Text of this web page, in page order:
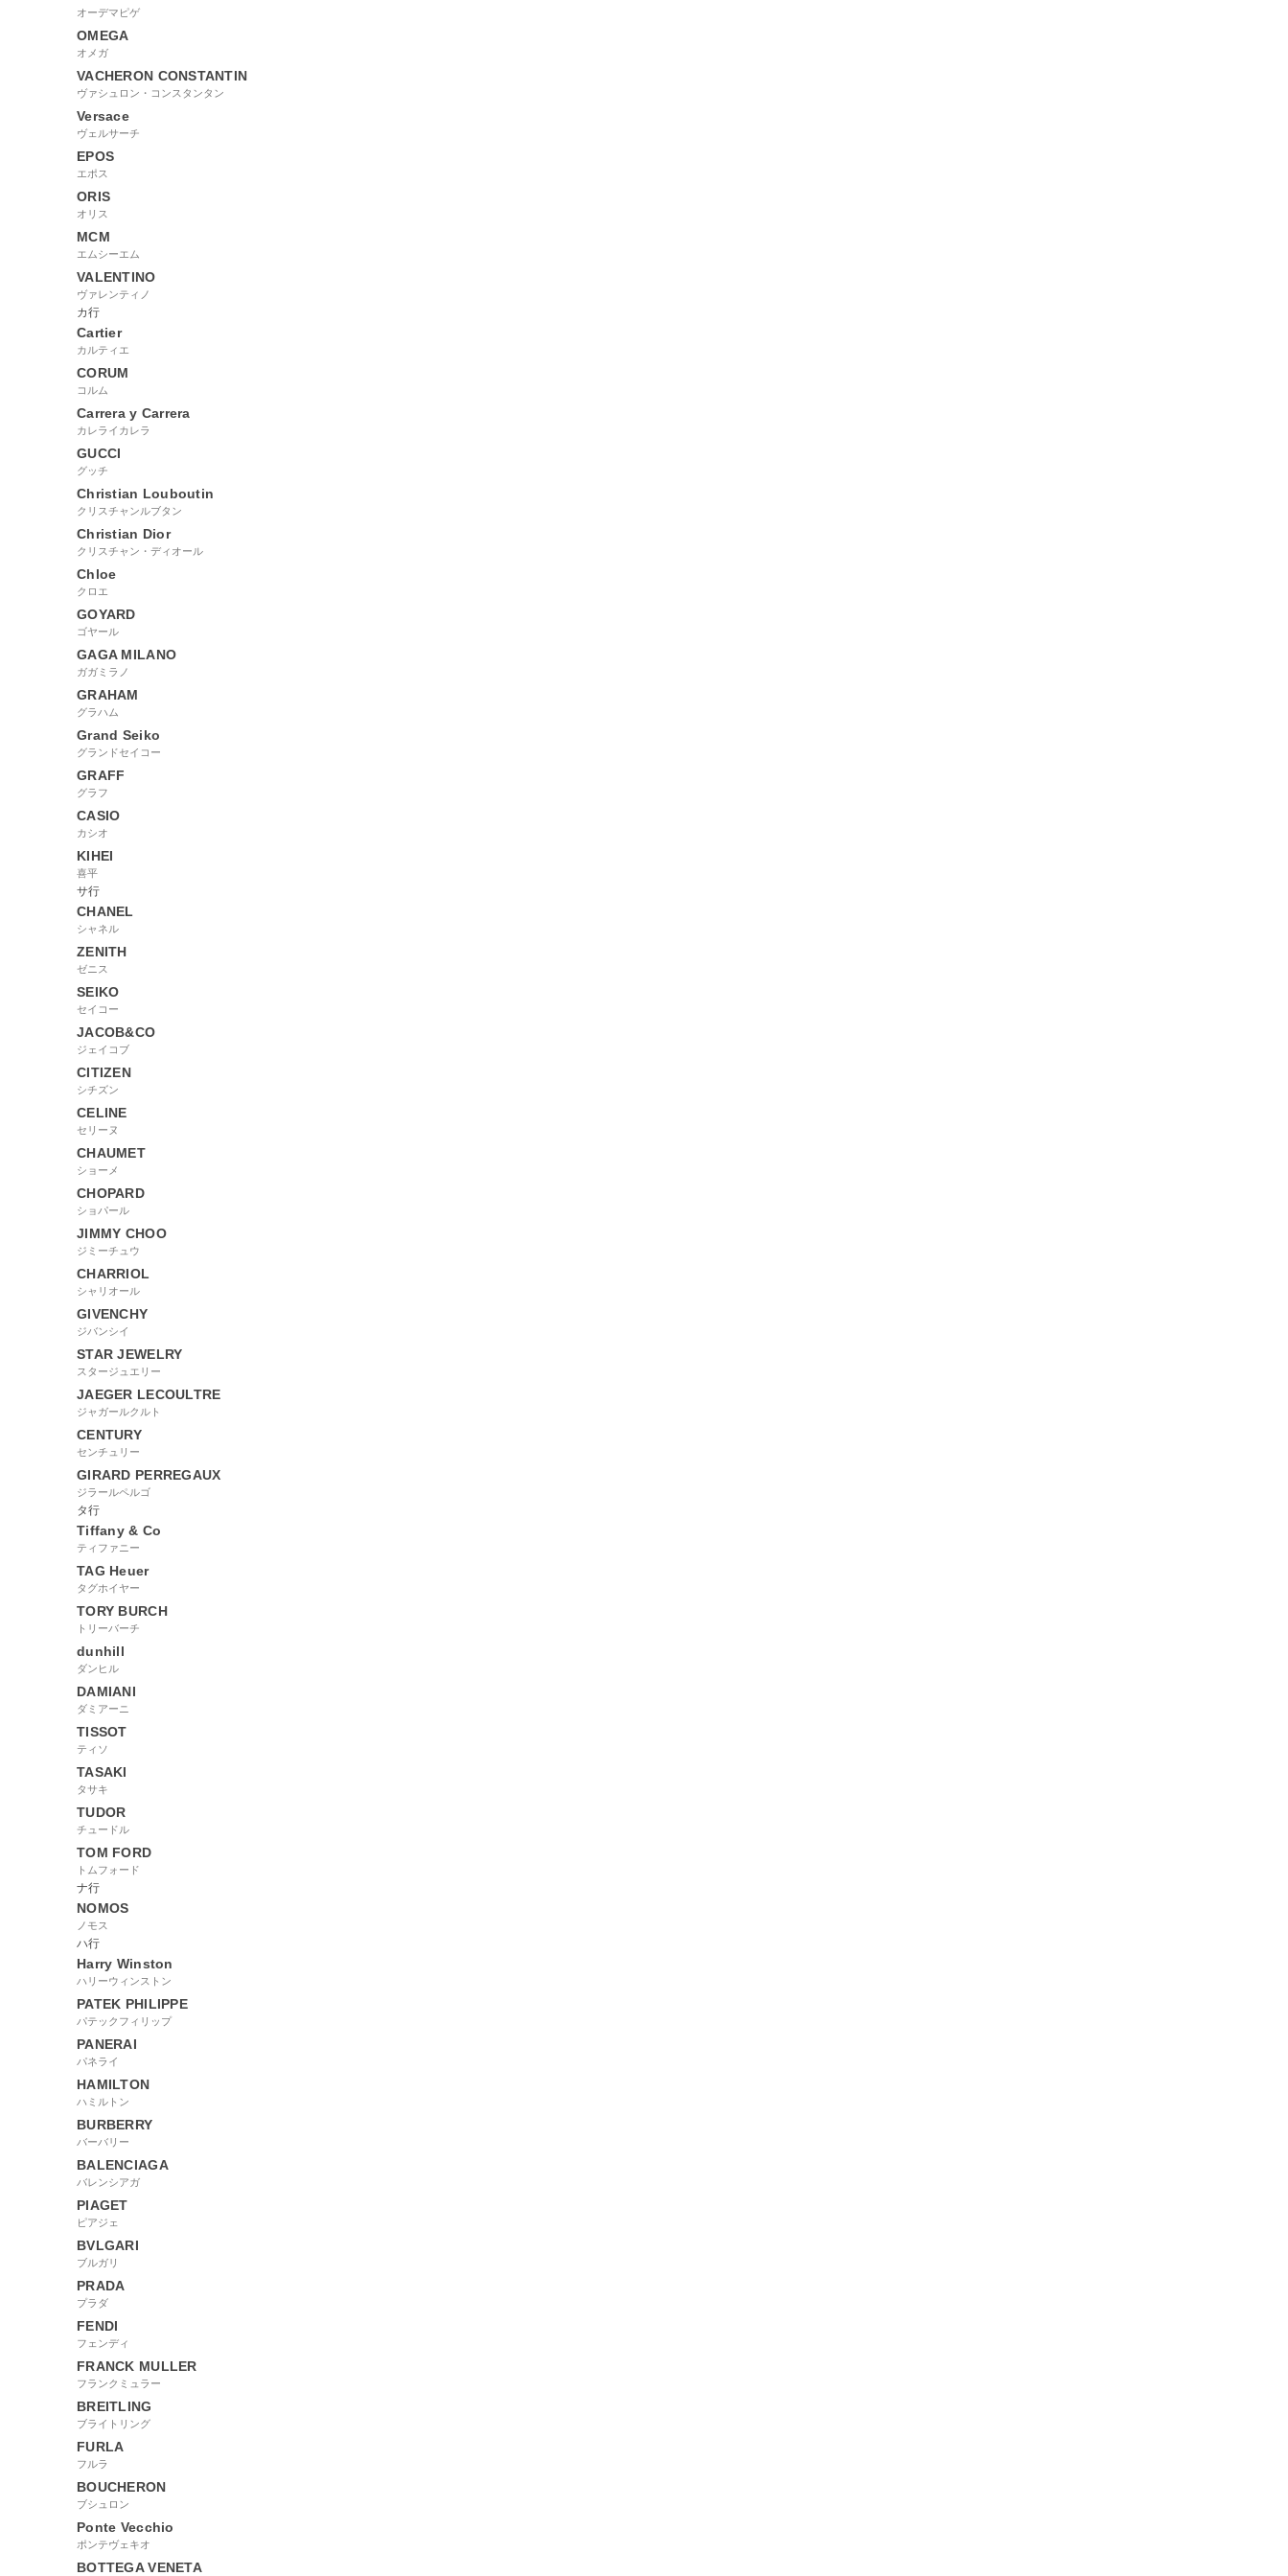
オーデマピゲ
OMEGA
オメガ
VACHERON CONSTANTIN
ヴァシュロン・コンスタンタン
Versace
ヴェルサーチ
EPOS
エポス
ORIS
オリス
MCM
エムシーエム
VALENTINO
ヴァレンティノ
カ行
Cartier
カルティエ
CORUM
コルム
Carrera y Carrera
カレライカレラ
GUCCI
グッチ
Christian Louboutin
クリスチャンルブタン
Christian Dior
クリスチャン・ディオール
Chloe
クロエ
GOYARD
ゴヤール
GAGA MILANO
ガガミラノ
GRAHAM
グラハム
Grand Seiko
グランドセイコー
GRAFF
グラフ
CASIO
カシオ
KIHEI
喜平
サ行
CHANEL
シャネル
ZENITH
ゼニス
SEIKO
セイコー
JACOB&CO
ジェイコブ
CITIZEN
シチズン
CELINE
セリーヌ
CHAUMET
ショーメ
CHOPARD
ショパール
JIMMY CHOO
ジミーチュウ
CHARRIOL
シャリオール
GIVENCHY
ジバンシイ
STAR JEWELRY
スタージュエリー
JAEGER LECOULTRE
ジャガールクルト
CENTURY
センチュリー
GIRARD PERREGAUX
ジラールペルゴ
タ行
Tiffany & Co
ティファニー
TAG Heuer
タグホイヤー
TORY BURCH
トリーバーチ
dunhill
ダンヒル
DAMIANI
ダミアーニ
TISSOT
ティソ
TASAKI
タサキ
TUDOR
チュードル
TOM FORD
トムフォード
ナ行
NOMOS
ノモス
ハ行
Harry Winston
ハリーウィンストン
PATEK PHILIPPE
パテックフィリップ
PANERAI
パネライ
HAMILTON
ハミルトン
BURBERRY
バーバリー
BALENCIAGA
バレンシアガ
PIAGET
ピアジェ
BVLGARI
ブルガリ
PRADA
プラダ
FENDI
フェンディ
FRANCK MULLER
フランクミュラー
BREITLING
ブライトリング
FURLA
フルラ
BOUCHERON
ブシュロン
Ponte Vecchio
ポンテヴェキオ
BOTTEGA VENETA